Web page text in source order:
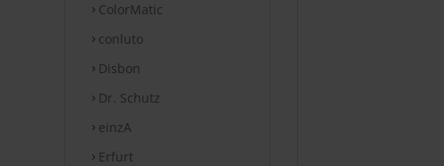
ColorMatic
conluto
Disbon
Dr. Schutz
einzA
Erfurt